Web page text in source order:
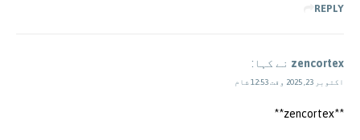
REPLY
zencortex نے کہا:
اکتوبر 23, 2025 وقت 12:53 شام
** zencortex**